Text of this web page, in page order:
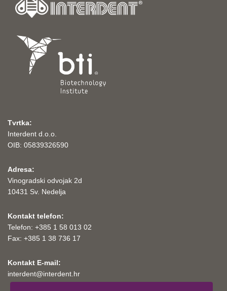
Tvrtka:
Interdent d.o.o.
OIB: 05839326590
Adresa:
Vinogradski odvojak 2d
10431 Sv. Nedelja
Kontakt telefon:
Telefon: +385 1 58 013 02
Fax: +385 1 38 736 17
Kontakt E-mail:
interdent@interdent.hr